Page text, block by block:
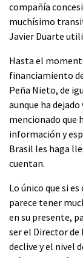
compañía
muchísimo
Javier Duarte
Hasta el
financiamiento
Peña Nieto, de
aunque ha dejado
mencionado que
información y
Brasil les haga
cuentan.
Lo único que si
parece tener
en su presente,
ser el Director de
declive y el nivel